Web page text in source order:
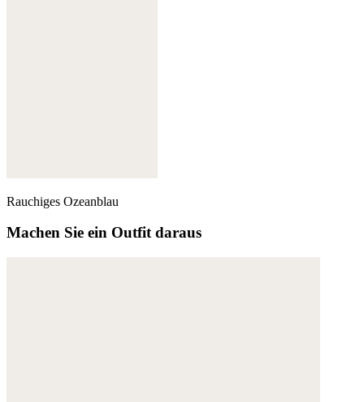
Rauchiges Ozeanblau
Machen Sie ein Outfit daraus